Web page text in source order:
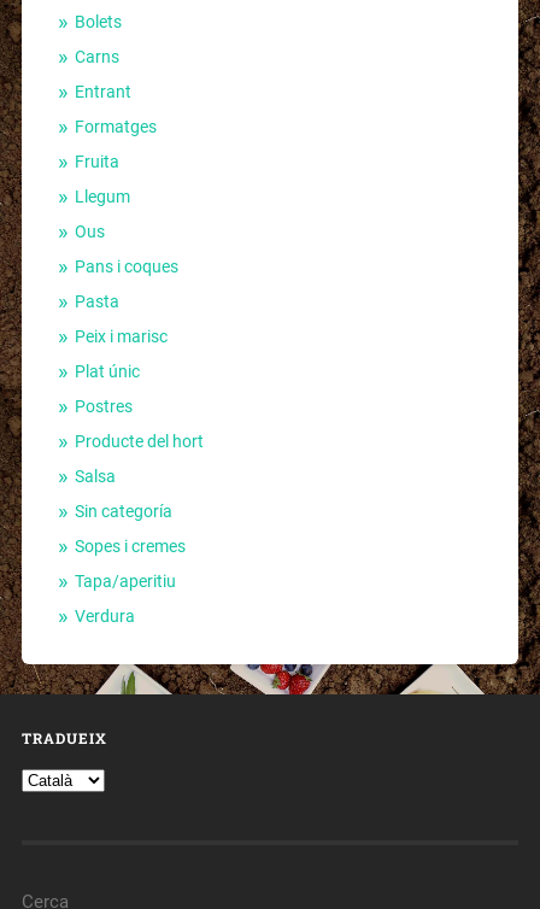
Bolets
Carns
Entrant
Formatges
Fruita
Llegum
Ous
Pans i coques
Pasta
Peix i marisc
Plat únic
Postres
Producte del hort
Salsa
Sin categoría
Sopes i cremes
Tapa/aperitiu
Verdura
TRADUEIX
Cerca